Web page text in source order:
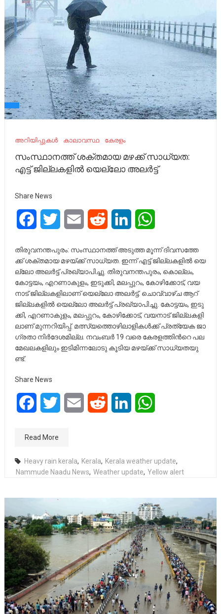
അറിയിപ്പുകൾ കാലാവസ്ഥ കേരളം
സംസ്ഥാനത്ത് ശക്തമായ മഴക്ക് സാധ്യത:
എട്ട് ജില്ലകളിൽ യെല്ലോ അലർട്ട്
Share News
FacebookTwitter Email Reddit LinkedIn
തി​രു​വ​ന​ന്ത​പു​രം: സംസ്ഥാന​ത്ത് അ​ടു​ത്ത മൂ​ന്ന് ദി​വ​സ​ത്തേ​
ക്ക് ശ​ക്ത​മാ​യ മ​ഴ​യ്ക്ക് സാ​ധ്യ​ത. ഇ​ന്ന് എ​ട്ട് ജി​ല്ല​ക​ളി​ൽ യെ​
ല്ലോ അ​ല​ർ​ട്ട് പ്ര​ഖ്യാ​പി​ച്ചു. തി​രു​വ​ന​ന്ത​പു​രം, കൊ​ല്ലം,
കോ​ട്ട​യം, എ​റ​ണാ​കു​ളം, ഇ​ടു​ക്കി, മ​ല​പ്പു​റം, കോഴിക്കോ​ട്, വ​യ​
നാ​ട് ജി​ല്ല​ക​ളി​ലാ​ണ് യെ​ല്ലോ അ​ല​ർ​ട്ട്. ചൊ​വ്വാ​ഴ്ച ആ​റ്
ജി​ല്ല​ക​ളി​ൽ യെ​ല്ലോ അ​ല​ർ​ട്ട് പ്ര​ഖ്യാ​പി​ച്ചു. കോ​ട്ട​യം, ഇ​ടു​
ക്കി, എ​റ​ണാ​കു​ളം, മ​ല​പ്പു​റം, കോ​ഴി​ക്കോ​ട്, വ​യ​നാ​ട് ജി​ല്ല​ക​ളി​
ലാ​ണ് മു​ന്ന​റി​യി​പ്പ്. മ​ത്സ്യ​ത്തൊ​ഴി​ലാ​ളി​ക​ൾ​ക്ക് പ്ര​ത്യേ​ക ജാ​
ഗ്ര​താ നി​ർ​ദേ​ശ​മി​ല്ല. ന​വം​ബ​ർ 19 വ​രെ കേ​ര​ള​ത്തി​ന്‍റെ പ​ല​
മേ​ഖ​ല​ക​ളി​ലും ഇ​ടി​മി​ന്ന​ലോ​ടു കൂ​ടി​യ മ​ഴ​യ്ക്ക് സാ​ധ്യ​ത​യു​
ണ്ട്.
Share News
FacebookTwitter Email Reddit LinkedIn
Read More
Heavy rain kerala, Kerala, Kerala weather update,
Nammude Naadu News, Weather update, Yellow alert